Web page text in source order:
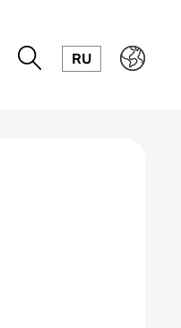
RU